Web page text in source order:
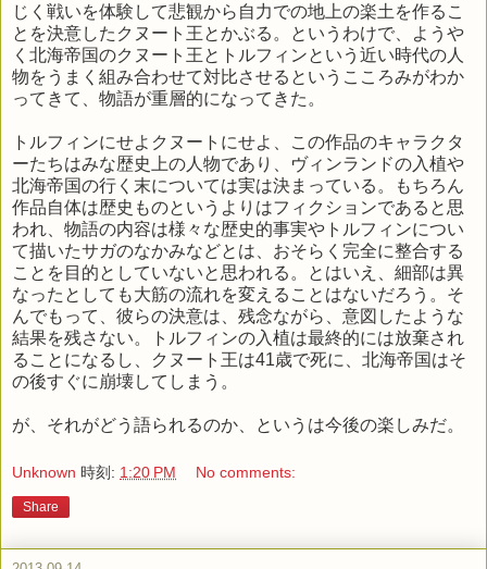
じく戦いを体験して悲観から自力での地上の楽土を作るこ
とを決意したクヌート王とかぶる。というわけで、ようや
く北海帝国のクヌート王とトルフィンという近い時代の人
物をうまく組み合わせて対比させるというこころみがわか
ってきて、物語が重層的になってきた。
トルフィンにせよクヌートにせよ、この作品のキャラクタ
ーたちはみな歴史上の人物であり、ヴィンランドの入植や
北海帝国の行く末については実は決まっている。もちろん
作品自体は歴史ものというよりはフィクションであると思
われ、物語の内容は様々な歴史的事実やトルフィンについ
て描いたサガのなかみなどとは、おそらく完全に整合する
ことを目的としていないと思われる。とはいえ、細部は異
なったとしても大筋の流れを変えることはないだろう。そ
んでもって、彼らの決意は、残念ながら、意図したような
結果を残さない。トルフィンの入植は最終的には放棄され
ることになるし、クヌート王は41歳で死に、北海帝国はそ
の後すぐに崩壊してしまう。
が、それがどう語られるのか、というは今後の楽しみだ。
Unknown 時刻: 1:20 PM No comments:
Share